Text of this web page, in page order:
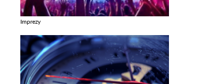
Imprezy